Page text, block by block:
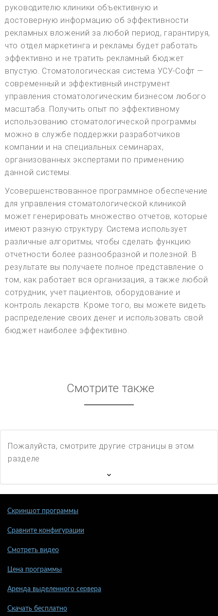
руководителю клиники объективную и
достоверную информацию об эффективности
рекламных вложений за любой период, гарантируя,
что отдел маркетинга и рекламы будет работать
эффективно и не тратить рекламный бюджет
впустую. Стоматологическая система УСУ-Софт —
современный и эффективный инструмент
управления стоматологическим бизнесом любого
масштаба. Получить опыт по эффективному
использованию стоматологической программы
можно в службе поддержки разработчиков
компании и на специальных семинарах,
организованных экспертами по применению
данной системы.
Усовершенствованное программное обеспечение
для управления стоматологической клиникой
может генерировать множество отчетов, которые
имеют разную структуру. Система использует
различные алгоритмы, чтобы сделать функцию
отчетности более разнообразной и полезной. В
результате вы получаете полное представление о
том, как работает вся организация, а также любой
сотрудник, учет пациентов, оборудование и
контроль лекарств. Кроме того, вы можете видеть
распределение своих денег и использовать свой
бюджет наиболее эффективно.
Смотрите также
Пожалуйста, смотрите другие страницы в этом
разделе
Скриншот программы
Сравните конфигурации
Смотреть видео
Цена программы
Аренда выделенного сервера
Скачать бесплатно